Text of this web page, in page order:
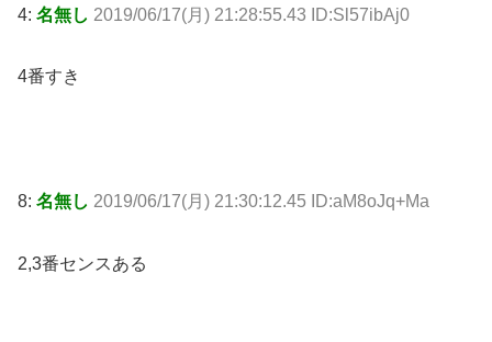
4: 名無し 2019/06/17(月) 21:28:55.43 ID:Sl57ibAj0
4番すき
8: 名無し 2019/06/17(月) 21:30:12.45 ID:aM8oJq+Ma
2,3番センスある